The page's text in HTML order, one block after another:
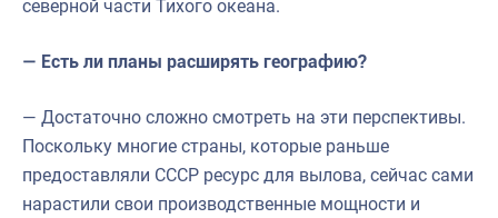
северной части Тихого океана.
— Есть ли планы расширять географию?
— Достаточно сложно смотреть на эти перспективы.
Поскольку многие страны, которые раньше
предоставляли СССР ресурс для вылова, сейчас сами
нарастили свои производственные мощности и